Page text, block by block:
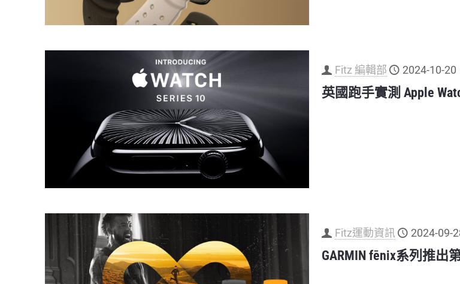
Fitz 編輯部 2024-10-20
英國跑手實測 Apple
Fitz運動資訊 2024-09-
GARMIN fēnix系列推出